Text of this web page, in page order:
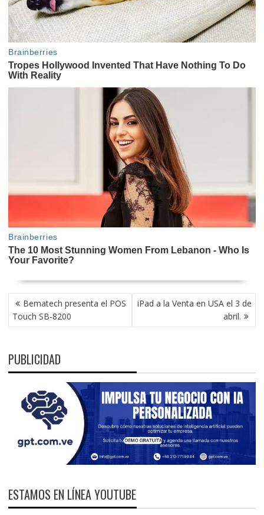
NAVEGACIÓN
DE
ENTRADAS
Bematech presenta el POS
Touch SB-8200
iPad a la Venta en USA el 3 de
abril.
PUBLICIDAD
ESTAMOS EN LÍNEA YOUTUBE